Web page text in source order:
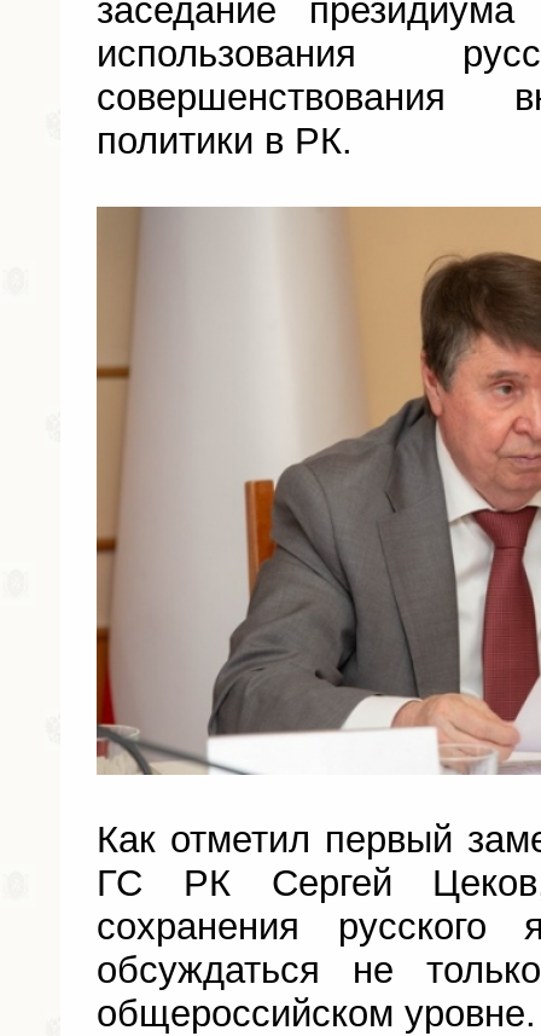
заседание
использования
совершенствования
политики в РК.
Как отметил первый
ГС РК Сергей
сохранения русского
обсуждаться не
общероссийском